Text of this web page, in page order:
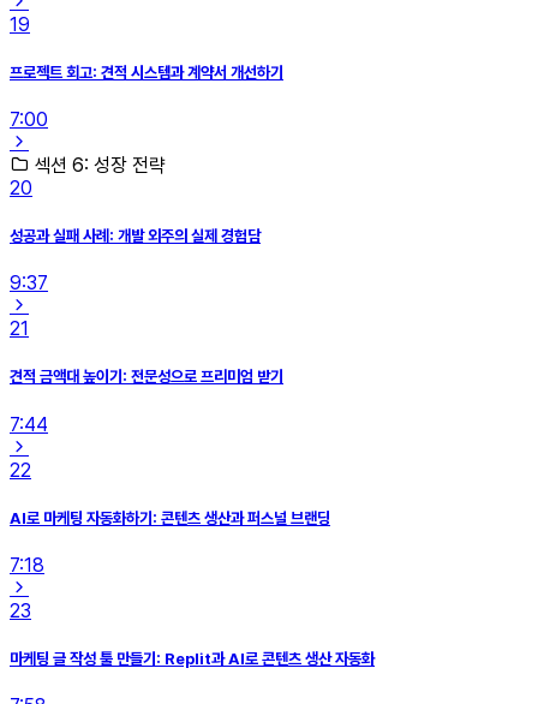
19
프로젝트 회고: 견적 시스템과 계약서 개선하기
7:00
섹션 6: 성장 전략
20
성공과 실패 사례: 개발 외주의 실제 경험담
9:37
21
견적 금액대 높이기: 전문성으로 프리미엄 받기
7:44
22
AI로 마케팅 자동화하기: 콘텐츠 생산과 퍼스널 브랜딩
7:18
23
마케팅 글 작성 툴 만들기: Replit과 AI로 콘텐츠 생산 자동화